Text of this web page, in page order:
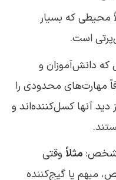
محیطی که بسیار
است.
که دانش‌آموزان و
مهارت‌های محدودی را
دید آنها کسل‌کننده‌اند و
مثلاً وقتی
مبهم یا گیج‌کننده